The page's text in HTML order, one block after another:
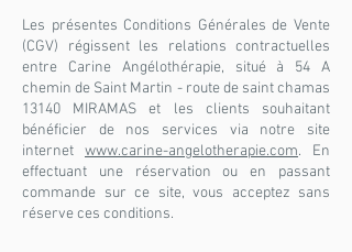
Les présentes Conditions Générales de Vente
(CGV) régissent les relations contractuelles
entre Carine Angélothérapie, situé à 54 A
chemin de Saint Martin - route de saint chamas
13140 MIRAMAS et les clients souhaitant
bénéficier de nos services via notre site
internet www.carine-angelotherapie.com. En
effectuant une réservation ou en passant
commande sur ce site, vous acceptez sans
réserve ces conditions.